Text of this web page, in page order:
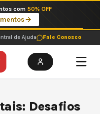
reais no pix em parcela única
de Ajuda Fale Conosco
Desafios